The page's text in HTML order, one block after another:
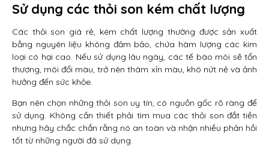
Sử dụng các thỏi son kém chất lượng
Các thỏi son giá rẻ, kém chất lượng thường được sản xuất
bằng nguyên liệu không đảm bảo, chứa hàm lượng các kim
loại có hại cao. Nếu sử dụng lâu ngày, các tế bào môi sẽ tổn
thương, môi đổi màu, trở nên thâm xỉn màu, khô nứt nẻ và ảnh
hưởng đến sức khỏe.
Bạn nên chọn những thỏi son uy tín, có nguồn gốc rõ ràng để
sử dụng. Không cần thiết phải tìm mua các thỏi son đắt tiền
nhưng hãy chắc chắn rằng nó an toàn và nhận nhiều phản hồi
tốt từ những người đã sử dụng.